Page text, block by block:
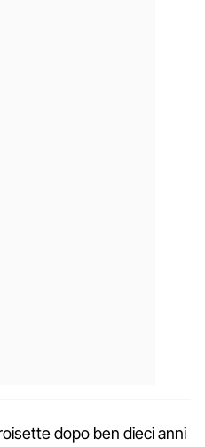
dopo ben dieci anni